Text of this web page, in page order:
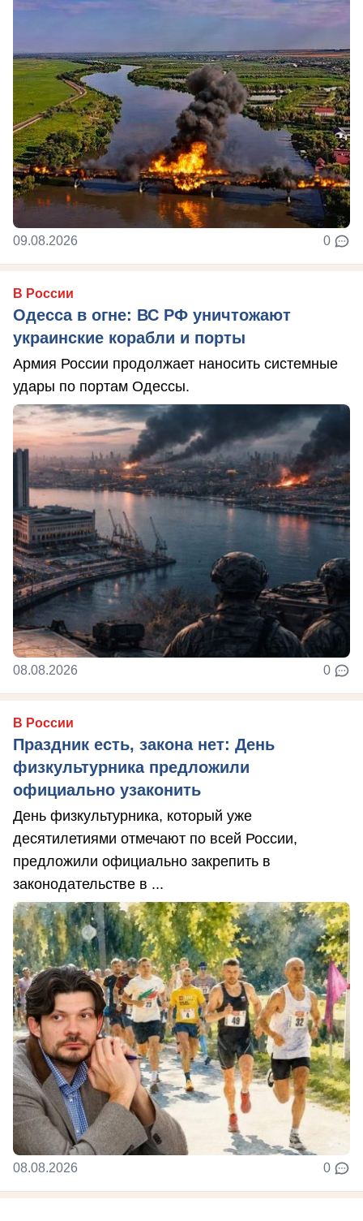
09.08.2026 0
В России
Одесса в огне: ВС РФ уничтожают
украинские корабли и порты
Армия России продолжает наносить системные
удары по портам Одессы.
08.08.2026 0
В России
Праздник есть, закона нет: День
физкультурника предложили
официально узаконить
День физкультурника, который уже
десятилетиями отмечают по всей России,
предложили официально закрепить в
законодательстве в ...
08.08.2026 0